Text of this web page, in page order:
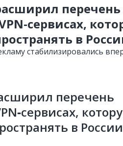
перечень
сервисах,
в
стабилизировались
перечень
в России